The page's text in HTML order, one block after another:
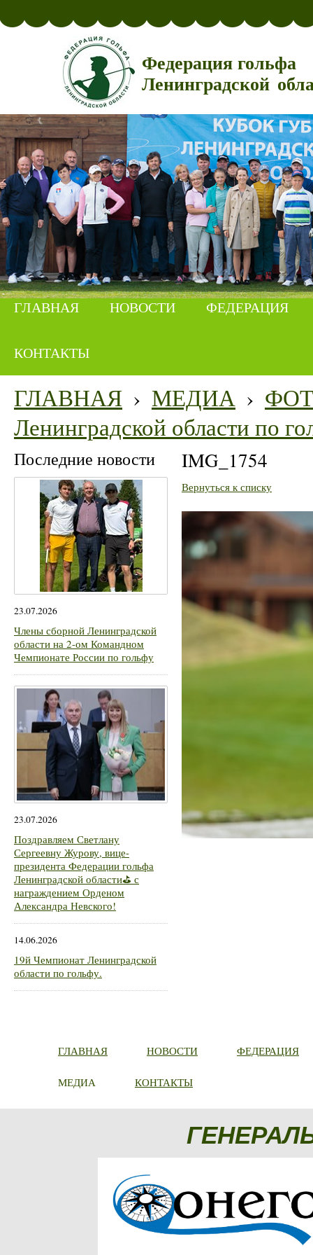
Федерация гольфа
Ленинградской
ГЛАВНАЯ НОВОСТИ ФЕДЕРАЦИЯ
КОНТАКТЫ
ГЛАВНАЯ › МЕДИА ›
Ленинградской области по
Последние новости
23.07.2026
Члены сборной Ленинградской
области на 2-ом Командном
Чемпионате России по гольфу
23.07.2026
Поздравляем Светлану
Сергеевну Журову, вице-
президента Федерации гольфа
Ленинградской области⛳ с
награждением Орденом
Александра Невского!
14.06.2026
19й Чемпионат Ленинградской
области по гольфу.
IMG_1754
Вернуться к списку
ГЛАВНАЯ НОВОСТИ ФЕДЕРАЦИЯ
МЕДИА КОНТАКТЫ